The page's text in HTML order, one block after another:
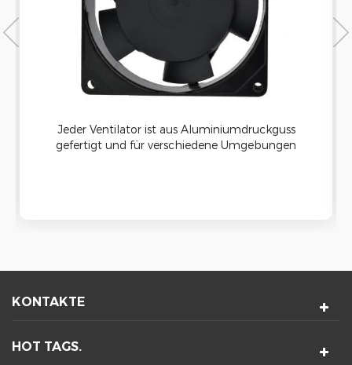
Jeder Ventilator ist aus Aluminiumdruckguss
gefertigt und für verschiedene Umgebungen
KONTAKTE
HOT TAGS.